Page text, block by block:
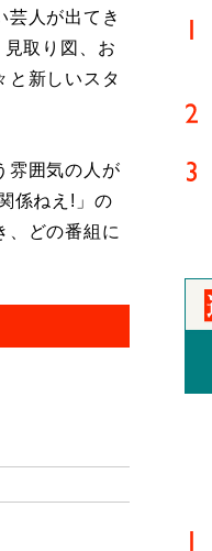
人が出てき
取り図、お
と新しいスタ
雰囲気の人が
係ねえ!」の
、どの番組に